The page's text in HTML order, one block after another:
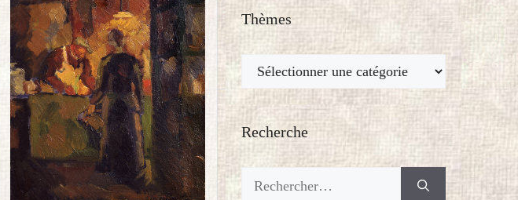
Thèmes
Thèmes
Recherche